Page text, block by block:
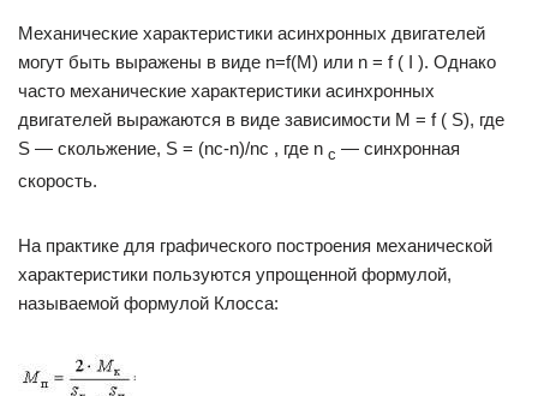
Механические характеристики асинхронных двигателей
могут быть выражены в виде n=f(M) или n = f ( I ). Однако
часто механические характеристики асинхронных
двигателей выражаются в виде зависимости M = f ( S), где
S — скольжение, S = (nc-n)/nc , где n с — синхронная
скорость.
На практике для графического построения механической
характеристики пользуются упрощенной формулой,
называемой формулой Клосса: